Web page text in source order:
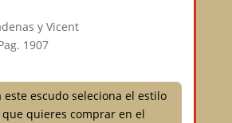
y Vicent
1907
este escudo seleciona el estilo
quieres comprar en el